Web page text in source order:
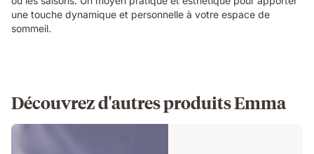
une touche dynamique et personnelle à votre espace de
sommeil.
Découvrez d'autres produits Emma